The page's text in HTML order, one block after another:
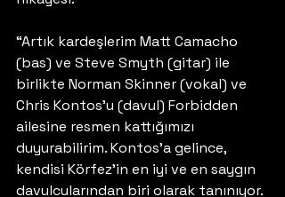
“Artık kardeşlerim Matt Camacho
(bas) ve Steve Smyth (gitar) ile
birlikte Norman Skinner (vokal) ve
Chris Kontos’u (davul) Forbidden
ailesine resmen kattığımızı
duyurabilirim. Kontos’a gelince,
kendisi Körfez’in en iyi ve en saygın
davulcularından biri olarak tanınıyor.